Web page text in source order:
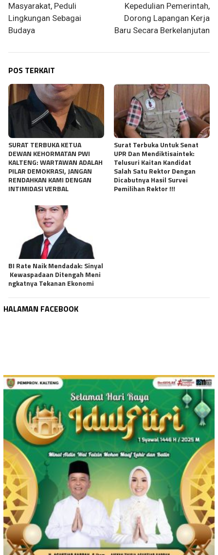
Masyarakat, Peduli
Lingkungan Sebagai
Budaya
Kepedulian Pemerintah,
Dorong Lapangan Kerja
Baru Secara Berkelanjutan
POS TERKAIT
SURAT TERBUKA KETUA
DEWAN KEHORMATAN PWI
KALTENG: WARTAWAN ADALAH
PILAR DEMOKRASI, JANGAN
RENDAHKAN KAMI DENGAN
INTIMIDASI VERBAL
Surat Terbuka Untuk Senat
UPR Dan Mendiktisaintek:
Telusuri Kaitan Kandidat
Salah Satu Rektor Dengan
Dicabutnya Hasil Survei
Pemilihan Rektor !!!
BI Rate Naik Mendadak: Sinyal
Kewaspadaan Ditengah Meni
ngkatnya Tekanan Ekonomi
HALAMAN FACEBOOK